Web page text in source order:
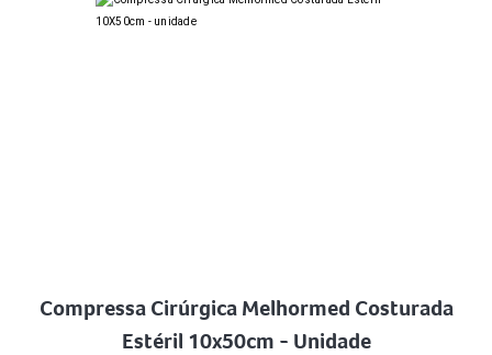
Compressa Cirúrgica Melhormed Costurada
Estéril 10x50cm - Unidade